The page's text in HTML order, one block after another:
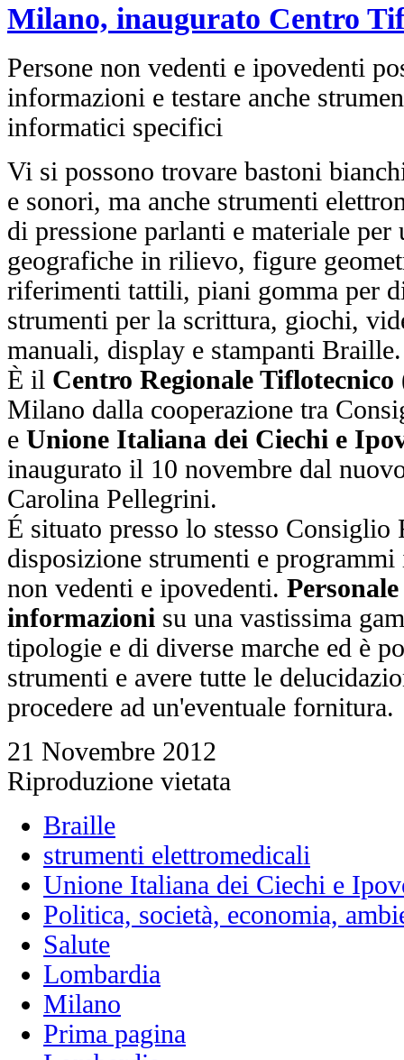
Milano, inaugurato Centro
Persone non vedenti e ipovedenti
informazioni e testare anche
informatici specifici
Vi si possono trovare bastoni
e sonori, ma anche strumenti
di pressione parlanti e materiale per
geografiche in rilievo, figure
riferimenti tattili, piani gomma per
strumenti per la scrittura, giochi,
manuali, display e stampanti Braille.
È il Centro Regionale
Milano dalla cooperazione tra
e Unione Italiana dei Ciechi e
inaugurato il 10 novembre dal
Carolina Pellegrini.
É situato presso lo stesso Consiglio
disposizione strumenti e
non vedenti e ipovedenti.
informazioni su una vastissima
tipologie e di diverse marche ed è
strumenti e avere tutte le
procedere ad un'eventuale fornitura.
21 Novembre 2012
Riproduzione vietata
Braille
strumenti elettromedicali
Unione Italiana dei Ciechi e
Politica, società, economia,
Salute
Lombardia
Milano
Prima pagina